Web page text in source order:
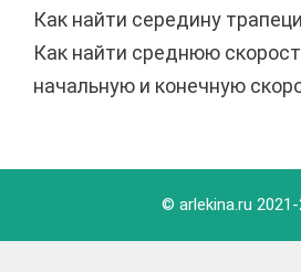
Как найти середину
Как найти среднюю
начальную и конечную
© arlekina.ru 2021-